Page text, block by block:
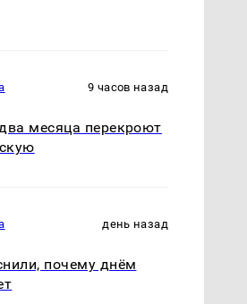
9 часов назад
месяца перекроют
день назад
почему днём